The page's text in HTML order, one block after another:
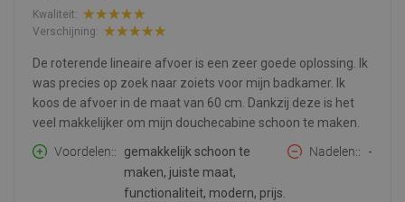
Kwaliteit:
Verschijning:
De roterende lineaire afvoer is een zeer goede oplossing. Ik
was precies op zoek naar zoiets voor mijn badkamer. Ik
koos de afvoer in de maat van 60 cm. Dankzij deze is het
veel makkelijker om mijn douchecabine schoon te maken.
Voordelen:
gemakkelijk schoon te
maken, juiste maat,
functionaliteit, modern, prijs.
Nadelen: -